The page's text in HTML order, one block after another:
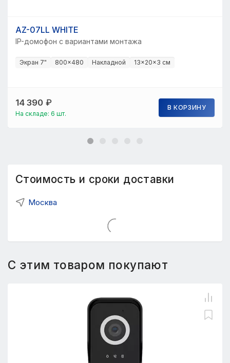
AZ-07LL WHITE
IP-домофон с вариантами монтажа
Экран 7" 800×480 Накладной 13×20×3 см
14 390 ₽
На складе: 6 шт.
В КОРЗИНУ
Стоимость и сроки доставки
Москва
С этим товаром покупают